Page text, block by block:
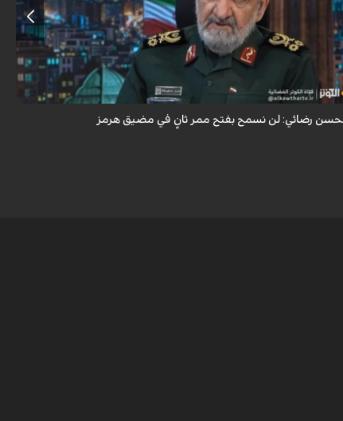
اللواء محسن رضائي أن إيران لن تسمح بفتح ممر ثانٍ في مضيق هرمز.
رضائي: لن نسمح بفتح ممر ثانٍ في مضيق هرمز